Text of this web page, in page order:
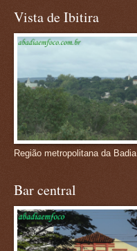
Vista de Ibitira
Região metropolitana da Badia
Bar central